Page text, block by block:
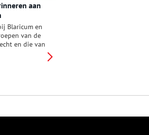
aan
Blaricum en
van de
en die van
die de grens